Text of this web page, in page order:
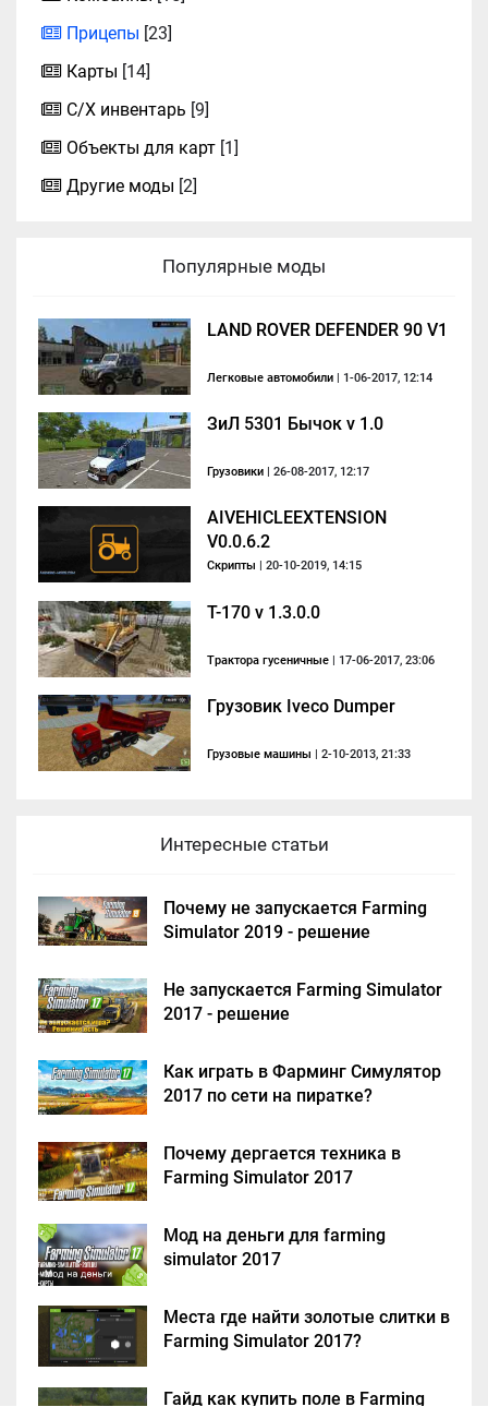
Прицепы [23]
Карты [14]
С/Х инвентарь [9]
Объекты для карт [1]
Другие моды [2]
Популярные моды
LAND ROVER DEFENDER 90 V1
Легковые автомобили | 1-06-2017, 12:14
ЗиЛ 5301 Бычок v 1.0
Грузовики | 26-08-2017, 12:17
AIVEHICLEEXTENSION
V0.0.6.2
Скрипты | 20-10-2019, 14:15
T-170 v 1.3.0.0
Трактора гусеничные | 17-06-2017, 23:06
Грузовик Iveco Dumper
Грузовые машины | 2-10-2013, 21:33
Интересные статьи
Почему не запускается Farming
Simulator 2019 - решение
Не запускается Farming Simulator
2017 - решение
Как играть в Фарминг Симулятор
2017 по сети на пиратке?
Почему дергается техника в
Farming Simulator 2017
Мод на деньги для farming
simulator 2017
Места где найти золотые слитки в
Farming Simulator 2017?
Гайд как купить поле в Farming